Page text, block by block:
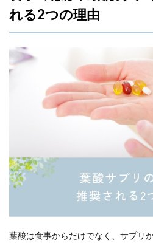
れる2つの理由
葉酸は食事からだけでなく、サプリ